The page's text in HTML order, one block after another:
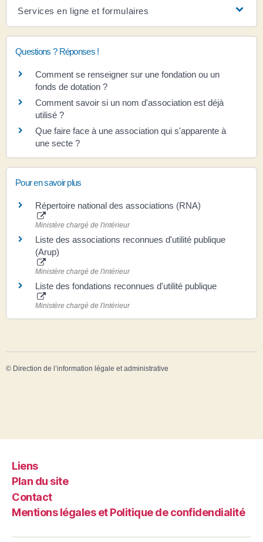
Services en ligne et formulaires
Questions ? Réponses !
Comment se renseigner sur une fondation ou un
fonds de dotation ?
Comment savoir si un nom d'association est déjà
utilisé ?
Que faire face à une association qui s'apparente à
une secte ?
Pour en savoir plus
Répertoire national des associations (RNA)
Ministère chargé de l'intérieur
Liste des associations reconnues d'utilité publique
(Arup)
Ministère chargé de l'intérieur
Liste des fondations reconnues d'utilité publique
Ministère chargé de l'intérieur
© Direction de l’information légale et administrative
Liens
Plan du site
Contact
Mentions légales et Politique de confidendialité